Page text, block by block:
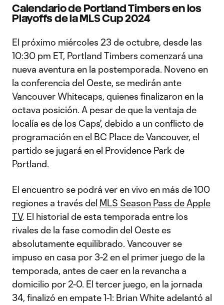
Calendario de Portland Timbers en los
Playoffs de la MLS Cup 2024
El próximo miércoles 23 de octubre, desde las
10:30 pm ET, Portland Timbers comenzará una
nueva aventura en la postemporada. Noveno en
la conferencia del Oeste, se medirán ante
Vancouver Whitecaps, quienes finalizaron en la
octava posición. A pesar de que la ventaja de
localía es de los Caps', debido a un conflicto de
programación en el BC Place de Vancouver, el
partido se jugará en el Providence Park de
Portland.
El encuentro se podrá ver en vivo en más de 100
regiones a través del MLS Season Pass de Apple
TV. El historial de esta temporada entre los
rivales de la fase comodin del Oeste es
absolutamente equilibrado. Vancouver se
impuso en casa por 3-2 en el primer juego de la
temporada, antes de caer en la revancha a
domicilio por 2-0. El tercer juego, en la jornada
34, finalizó en empate 1-1: Brian White adelantó al